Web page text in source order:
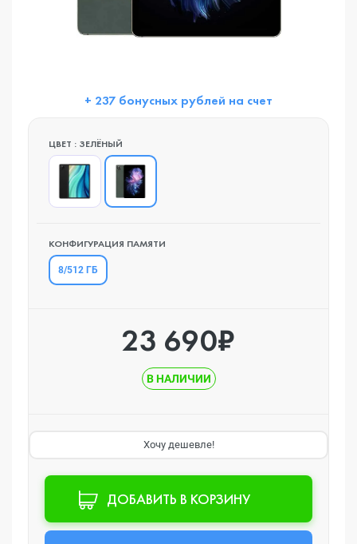
+ 237 бонусных рублей на счет
ЦВЕТ : ЗЕЛЁНЫЙ
КОНФИГУРАЦИЯ ПАМЯТИ
8/512 ГБ
23 690₽
В НАЛИЧИИ
Хочу дешевле!
ДОБАВИТЬ В КОРЗИНУ